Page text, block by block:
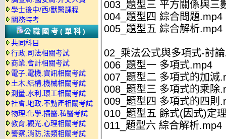
學士後中/西/獸醫課程
關務特考
公職國考(單科)
共同科目
行政.司法相關考試
商業.會計相關考試
電子.電機.資訊相關考試
土木.結構.機械相關考試
測量.水利.環工相關考試
社會.地政.不動產相關考試
物理.化學.插醫.私醫考試
教育.觀光.心理相關考試
警察,消防,法類相關考試
003_題型三 平方關係與三
004_題型四 綜合問題.mp4
005_題型五 綜合解析.mp4
02_乘法公式與多項式-討
006_題型一 多項式.mp4
007_題型二 多項式的加減
008_題型三 多項式的乘除
009_題型四 多項式的四則
010_題型五 餘式(因式)定
011_題型六 綜合解析.mp4